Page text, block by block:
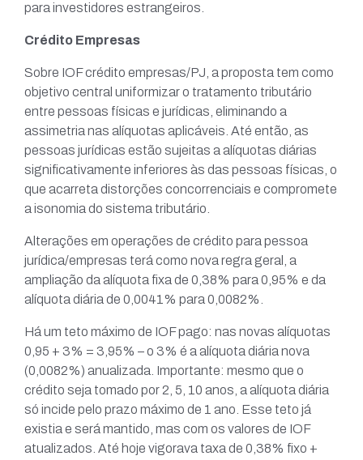
para investidores estrangeiros.
Crédito Empresas
Sobre IOF crédito empresas/PJ, a proposta tem como
objetivo central uniformizar o tratamento tributário
entre pessoas físicas e jurídicas, eliminando a
assimetria nas alíquotas aplicáveis. Até então, as
pessoas jurídicas estão sujeitas a alíquotas diárias
significativamente inferiores às das pessoas físicas, o
que acarreta distorções concorrenciais e compromete
a isonomia do sistema tributário.
Alterações em operações de crédito para pessoa
jurídica/empresas terá como nova regra geral, a
ampliação da alíquota fixa de 0,38% para 0,95% e da
alíquota diária de 0,0041% para 0,0082%.
Há um teto máximo de IOF pago: nas novas alíquotas
0,95 + 3% = 3,95% – o 3% é a alíquota diária nova
(0,0082%) anualizada. Importante: mesmo que o
crédito seja tomado por 2, 5, 10 anos, a alíquota diária
só incide pelo prazo máximo de 1 ano. Esse teto já
existia e será mantido, mas com os valores de IOF
atualizados. Até hoje vigorava taxa de 0,38% fixo +